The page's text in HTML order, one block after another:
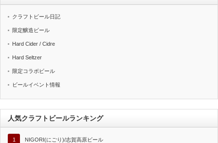
クラフトビール日記
限定醸造ビール
Hard Cider / Cidre
Hard Seltzer
限定コラボビール
ビールイベント情報
人気クラフトビールランキング
1 NIGORI(にごり)/志賀高原ビール